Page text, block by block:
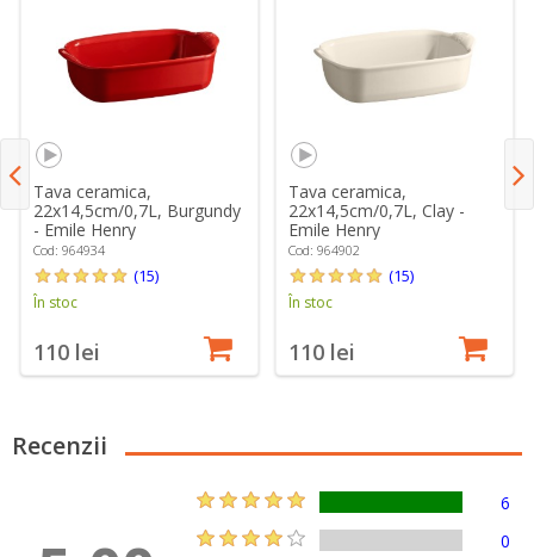
Tava ceramica,
22x14,5cm/0,7L, Burgundy
- Emile Henry
Cod: 964934
(15)
În stoc
110 lei
Tava ceramica,
22x14,5cm/0,7L, Clay -
Emile Henry
Cod: 964902
(15)
În stoc
110 lei
Recenzii
6
0